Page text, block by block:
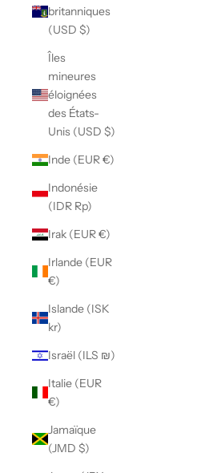
britanniques
(USD $)
Îles
mineures
éloignées
des États-
Unis (USD $)
Inde (EUR €)
Indonésie
(IDR Rp)
Irak (EUR €)
Irlande (EUR
€)
Islande (ISK
kr)
Israël (ILS ₪)
Italie (EUR
€)
Jamaïque
(JMD $)